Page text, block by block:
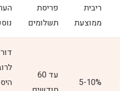
ריבית
ממוצעת
פריסת
תשלומים
5-10%
עד 60